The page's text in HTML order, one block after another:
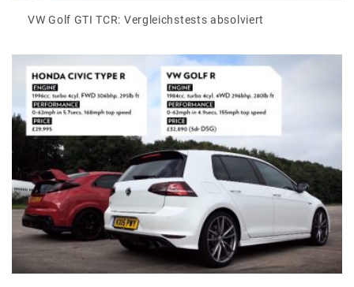
VW Golf GTI TCR: Vergleichstests absolviert